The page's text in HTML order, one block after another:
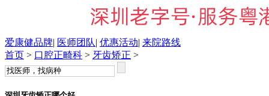
爱康健品牌| 医师团队| 优惠活动| 来院路线
首页 > 口腔正畸科 > 牙齿矫正 >